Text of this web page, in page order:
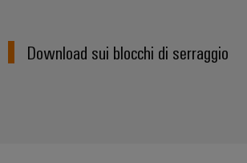
Download sui blocchi di serraggio